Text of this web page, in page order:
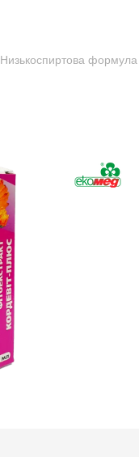
Низькоспиртова формула